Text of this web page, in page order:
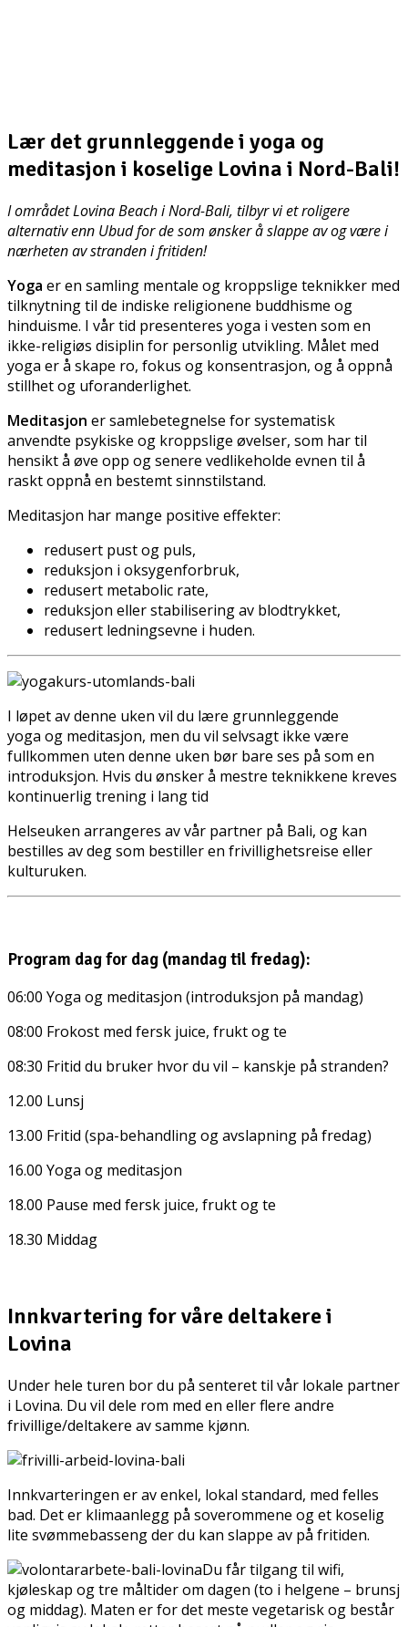
Lær det grunnleggende i yoga og
meditasjon i koselige Lovina i Nord-Bali!
I området Lovina Beach i Nord-Bali, tilbyr vi et roligere
alternativ enn Ubud for de som ønsker å slappe av og være i
nærheten av stranden i fritiden!
Yoga er en samling mentale og kroppslige teknikker med
tilknytning til de indiske religionene buddhisme og
hinduisme. I vår tid presenteres yoga i vesten som en
ikke-religiøs disiplin for personlig utvikling. Målet med
yoga er å skape ro, fokus og konsentrasjon, og å oppnå
stillhet og uforanderlighet.
Meditasjon er samlebetegnelse for systematisk
anvendte psykiske og kroppslige øvelser, som har til
hensikt å øve opp og senere vedlikeholde evnen til å
raskt oppnå en bestemt sinnstilstand.
Meditasjon har mange positive effekter:
redusert pust og puls,
reduksjon i oksygenforbruk,
redusert metabolic rate,
reduksjon eller stabilisering av blodtrykket,
redusert ledningsevne i huden.
I løpet av denne uken vil du lære grunnleggende
yoga og meditasjon, men du vil selvsagt ikke være
fullkommen uten denne uken bør bare ses på som en
introduksjon. Hvis du ønsker å mestre teknikkene kreves
kontinuerlig trening i lang tid
Helseuken arrangeres av vår partner på Bali, og kan
bestilles av deg som bestiller en frivillighetsreise eller
kulturuken.
Program dag for dag (mandag til fredag):
06:00 Yoga og meditasjon (introduksjon på mandag)
08:00 Frokost med fersk juice, frukt og te
08:30 Fritid du bruker hvor du vil – kanskje på stranden?
12.00 Lunsj
13.00 Fritid (spa-behandling og avslapning på fredag)
16.00 Yoga og meditasjon
18.00 Pause med fersk juice, frukt og te
18.30 Middag
Innkvartering for våre deltakere i
Lovina
Under hele turen bor du på senteret til vår lokale partner
i Lovina. Du vil dele rom med en eller flere andre
frivillige/deltakere av samme kjønn.
Innkvarteringen er av enkel, lokal standard, med felles
bad. Det er klimaanlegg på soverommene og et koselig
lite svømmebasseng der du kan slappe av på fritiden.
Du får tilgang til wifi,
kjøleskap og tre måltider om dagen (to i helgene – brunsj
og middag). Maten er for det meste vegetarisk og består